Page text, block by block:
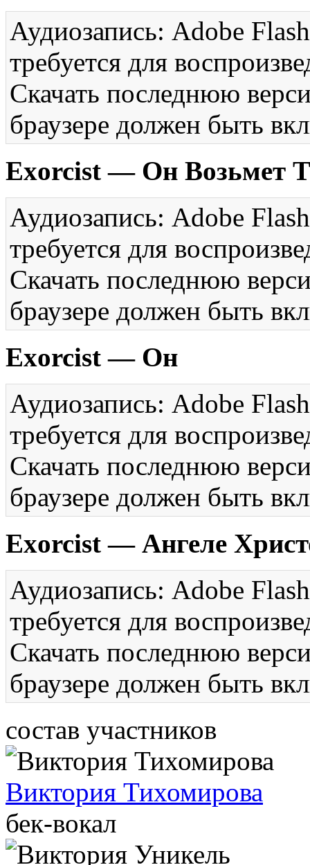
Аудиозапись: Adobe
требуется для
Скачать последнюю
браузере должен быть
Exorcist — Он Возьмет
Аудиозапись: Adobe
требуется для
Скачать последнюю
браузере должен быть
Exorcist — Он
Аудиозапись: Adobe
требуется для
Скачать последнюю
браузере должен быть
Exorcist — Ангеле
Аудиозапись: Adobe
требуется для
Скачать последнюю
браузере должен быть
состав участников
Виктория Тихомирова
бек-вокал